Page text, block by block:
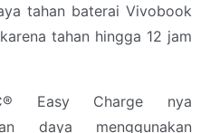
tahan baterai Vivobook
tahan hingga 12 jam
Easy Charge nya
daya menggunakan